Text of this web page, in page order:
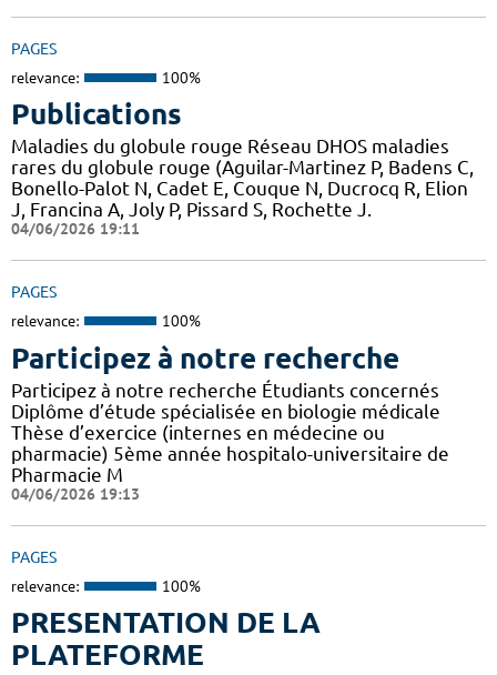
PAGES
relevance: 100%
Publications
Maladies du globule rouge Réseau DHOS maladies
rares du globule rouge (Aguilar-Martinez P, Badens C,
Bonello-Palot N, Cadet E, Couque N, Ducrocq R, Elion
J, Francina A, Joly P, Pissard S, Rochette J.
04/06/2026 19:11
PAGES
relevance: 100%
Participez à notre recherche
Participez à notre recherche Étudiants concernés
Diplôme d’étude spécialisée en biologie médicale
Thèse d’exercice (internes en médecine ou
pharmacie) 5ème année hospitalo-universitaire de
Pharmacie M
04/06/2026 19:13
PAGES
relevance: 100%
PRESENTATION DE LA
PLATEFORME